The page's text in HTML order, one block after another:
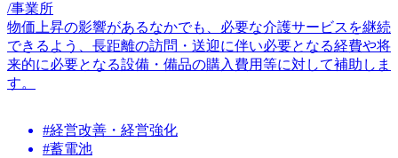
/事業所
物価上昇の影響があるなかでも、必要な介護サービスを継続
できるよう、長距離の訪問・送迎に伴い必要となる経費や将
来的に必要となる設備・備品の購入費用等に対して補助しま
す。
#経営改善・経営強化
#蓄電池